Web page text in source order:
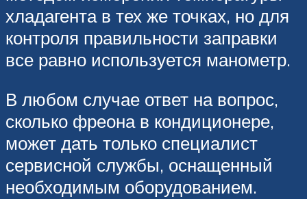
хладагента в тех же точках, но для
контроля правильности заправки
все равно используется манометр.
В любом случае ответ на вопрос,
сколько фреона в кондиционере,
может дать только специалист
сервисной службы, оснащенный
необходимым оборудованием.